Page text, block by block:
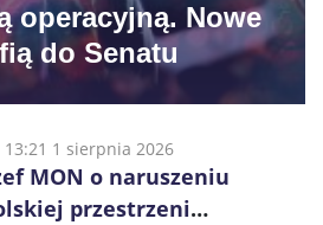
operacyjną. Nowe
do Senatu
13:21 1 sierpnia 2026
MON o naruszeniu
przestrzeni